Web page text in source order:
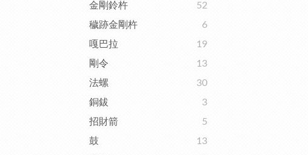
金剛鈴杵
52
穢跡金剛杵
6
嘎巴拉
19
剛令
13
法螺
30
銅鈸
3
招財箭
5
鼓
13